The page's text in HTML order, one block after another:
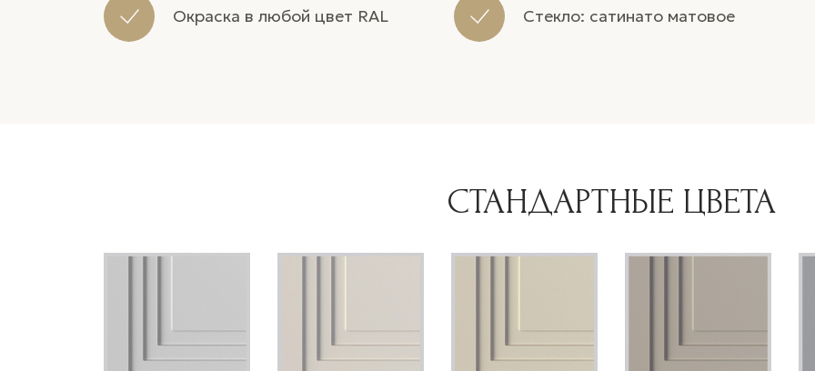
Окраска в любой цвет RAL Стекло: сатинато матовое
СТАНДАРТНЫЕ ЦВЕТА